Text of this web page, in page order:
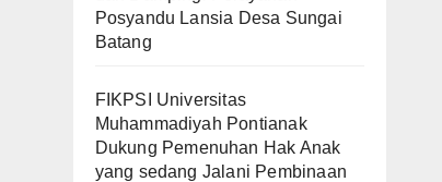
Posyandu Lansia Desa Sungai
Batang
FIKPSI Universitas
Muhammadiyah Pontianak
Dukung Pemenuhan Hak Anak
yang sedang Jalani Pembinaan